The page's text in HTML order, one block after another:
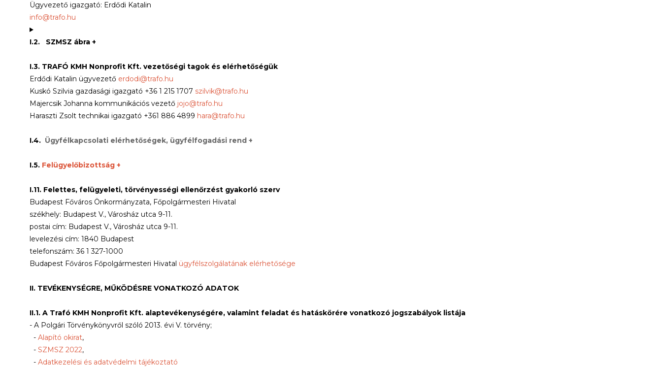
Ügyvezető igazgató: Erdődi Katalin
info@trafo.hu
I.2. SZMSZ ábra +
I.3. TRAFÓ KMH Nonprofit Kft. vezetőségi tagok és elérhetőségük
Erdődi Katalin ügyvezető erdodi@trafo.hu
Kuskó Szilvia gazdasági igazgató +36 1 215 1707 szilvik@trafo.hu
Majercsik Johanna kommunikációs vezető jojo@trafo.hu
Haraszti Zsolt technikai igazgató +361 886 4899 hara@trafo.hu
I.4. Ügyfélkapcsolati elérhetőségek, ügyfélfogadási rend +
I.5. Felügyelőbizottság +
I.11. Felettes, felügyeleti, törvényességi ellenőrzést gyakorló szerv
Budapest Főváros Önkormányzata, Főpolgármesteri Hivatal
székhely: Budapest V., Városház utca 9-11.
postai cím: Budapest V., Városház utca 9-11.
levelezési cím: 1840 Budapest
telefonszám: 36 1 327-1000
Budapest Főváros Főpolgármesteri Hivatal ügyfélszolgálatának elérhetősége
II. TEVÉKENYSÉGRE, MŰKÖDÉSRE VONATKOZÓ ADATOK
II.1. A Trafó KMH Nonprofit Kft. alaptevékenységére, valamint feladat és hatáskörére vonatkozó jogszabályok listája
- A Polgári Törvénykönyvről szóló 2013. évi V. törvény;
- Alapító okirat,
- SZMSZ 2022,
- Adatkezelési és adatvédelmi tájékoztató